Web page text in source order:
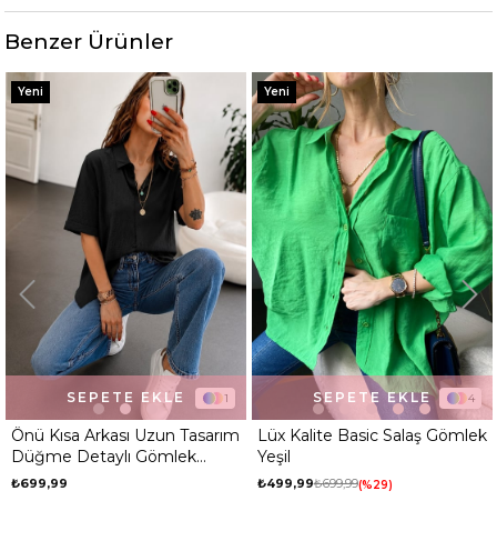
Benzer Ürünler
1
Önü Kısa Arkası Uzun Tasarım
Düğme Detaylı Gömlek
Siyah
₺699,99
SEPETE EKLE
Yeni
4
Lüx Kalite Basic Salaş Gömlek
Yeşil
₺499,99₺699,99 %29
SEPETE EKLE
Yeni